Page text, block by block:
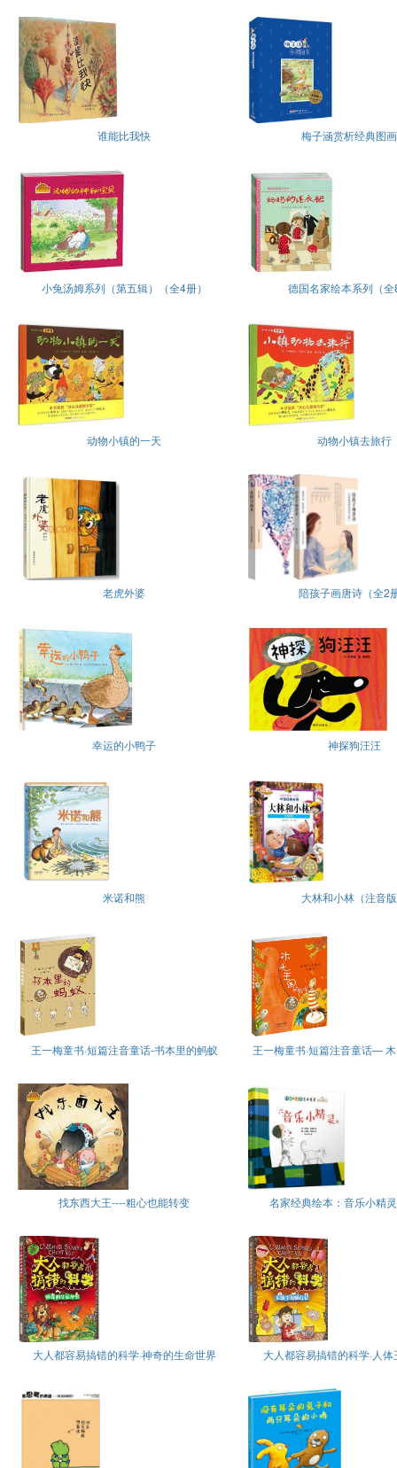
谁能比我快 梅子涵赏析经典图
小兔汤姆系列（第五辑）（全4册） 德国名家绘本系列（
动物小镇的一天 动物小镇去旅行
老虎外婆 陪孩子画唐诗（全2
幸运的小鸭子 神探狗汪汪
米诺和熊 大林和小林（注音
王一梅童书·短篇注音童话-书本里的蚂蚁
找东西大王----粗心也能转变 名家经典绘本：音乐小精
大人都容易搞错的科学·神奇的生命世界 大人都容易搞错的科学·人